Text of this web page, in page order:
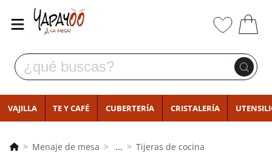
VAJILLA TE Y CAFÉ CUBERTERÍA CRISTALERÍA
Menaje de mesa ... Tijeras de cocina